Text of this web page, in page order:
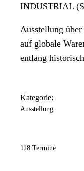
INDUSTRIAL
Ausstellung
auf globale
entlang
Kategorie:
Ausstellung
118 Termine